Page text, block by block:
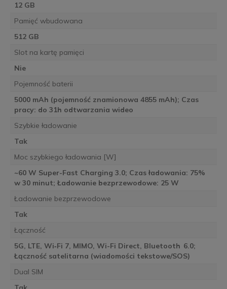
12 GB
Pamięć wbudowana
512 GB
Slot na kartę pamięci
Nie
Pojemność baterii
5000 mAh (pojemność znamionowa 4855 mAh); Czas
pracy: do 31h odtwarzania wideo
Szybkie ładowanie
Tak
Moc szybkiego ładowania [W]
~60 W Super-Fast Charging 3.0; Czas ładowania: 75%
w 30 minut; Ładowanie bezprzewodowe: 25 W
Ładowanie bezprzewodowe
Tak
Łączność
5G, LTE, Wi‑Fi 7, MIMO, Wi-Fi Direct, Bluetooth 6.0;
Łączność satelitarna (wiadomości tekstowe/SOS)
Dual SIM